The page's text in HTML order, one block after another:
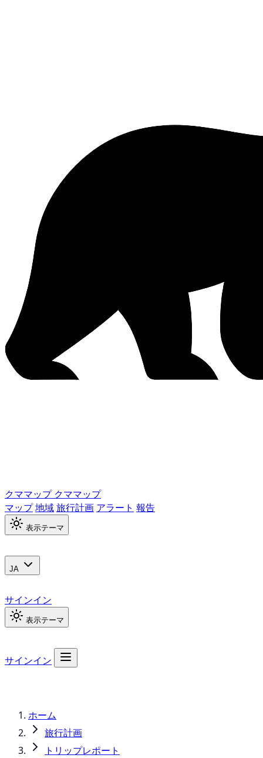
クママップ クママップ
マップ地域旅行計画 アラート 報告
表示テーマ
JA
サインイン
表示テーマ
サインイン
ホーム
旅行計画
トリップレポート